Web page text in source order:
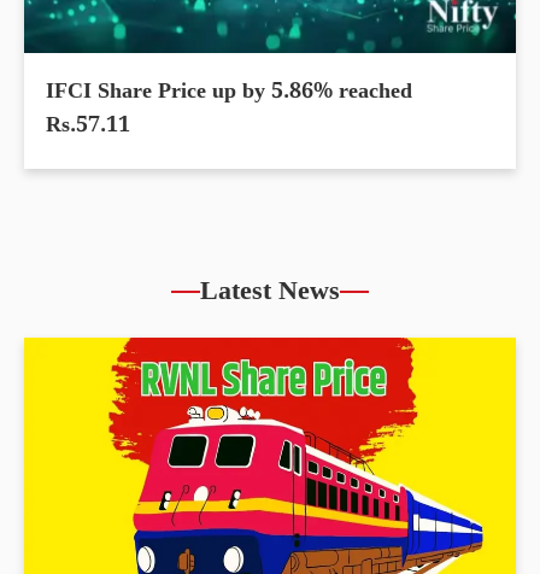
IFCI Share Price up by 5.86% reached
Rs.57.11
Latest News